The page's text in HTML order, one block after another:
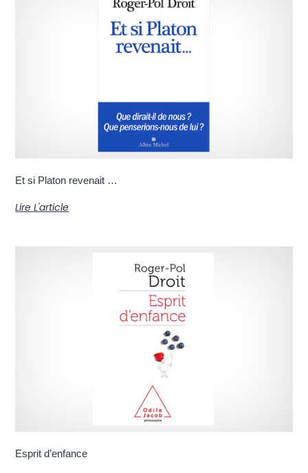
Et si Platon revenait …
Lire L'article
Esprit d’enfance